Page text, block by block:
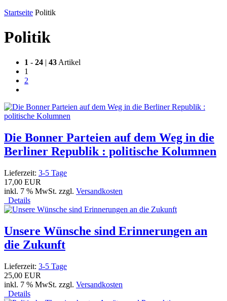
Startseite Politik
Politik
1 - 24 | 43 Artikel
1
2
Die Bonner Parteien auf dem Weg in die
Berliner Republik : politische Kolumnen
Lieferzeit: 3-5 Tage
17,00 EUR
inkl. 7 % MwSt. zzgl. Versandkosten
Details
Unsere Wünsche sind Erinnerungen an
die Zukunft
Lieferzeit: 3-5 Tage
25,00 EUR
inkl. 7 % MwSt. zzgl. Versandkosten
Details